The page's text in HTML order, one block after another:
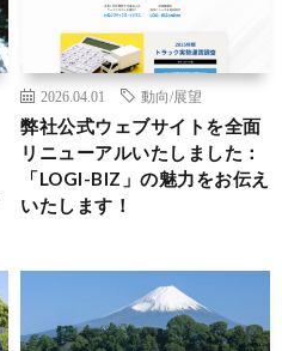
2026.04.01 動向/展望
弊社公式ウェブサイトを全面
リニューアルいたしました：
「LOGI-BIZ」の魅力をお伝え
いたします！